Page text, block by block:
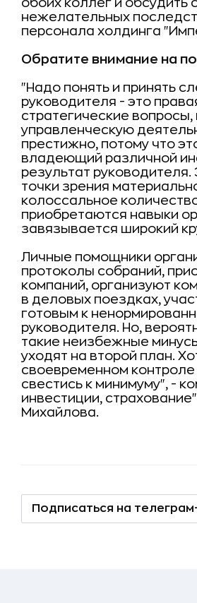
обоих коллег и
нежелательных
персонала холдинга
Обратите внимание на
"Надо понять и принять
руководителя - это
стратегические
управленческую
престижно, потому что
владеющий различной
результат
точки зрения
колоссальное
приобретаются навыки
завязывается широкий
Личные помощники
протоколы собраний,
компаний, организуют
в деловых поездках,
готовым к
руководителя. Но,
такие неизбежные
уходят на второй план.
своевременном
свестись к минимуму", -
инвестиции,
Михайлова.
Подписаться на